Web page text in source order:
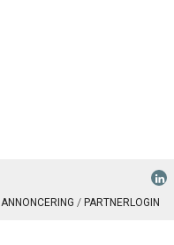
ANNONCERING PARTNERLOGIN